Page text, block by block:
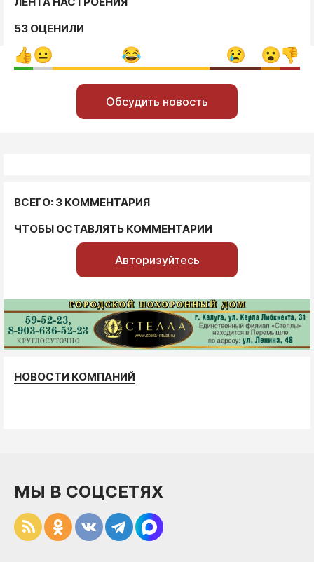
53 ОЦЕНИЛИ
Обсудить новость
ВСЕГО: 3 КОММЕНТАРИЯ
ЧТОБЫ ОСТАВЛЯТЬ КОММЕНТАРИИ
Авторизуйтесь
НОВОСТИ КОМПАНИЙ
МЫ В СОЦСЕТЯХ